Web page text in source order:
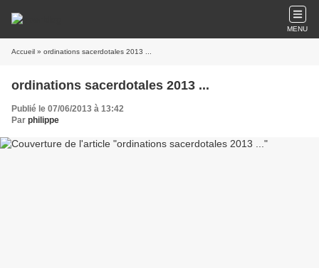
MENU
Accueil » ordinations sacerdotales 2013 ...
ordinations sacerdotales 2013 ...
Publié le 07/06/2013 à 13:42
Par philippe